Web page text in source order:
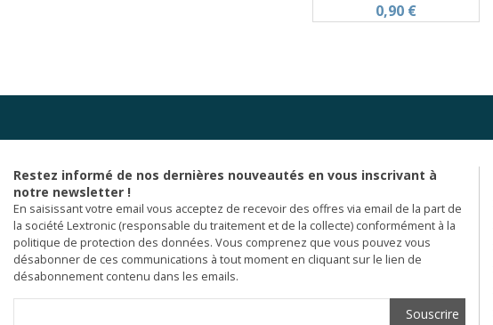
0,90 €
Restez informé de nos dernières nouveautés en vous inscrivant à
notre newsletter !
En saisissant votre email vous acceptez de recevoir des offres via email de la part de
la société Lextronic (responsable du traitement et de la collecte) conformément à la
politique de protection des données. Vous comprenez que vous pouvez vous
désabonner de ces communications à tout moment en cliquant sur le lien de
désabonnement contenu dans les emails.